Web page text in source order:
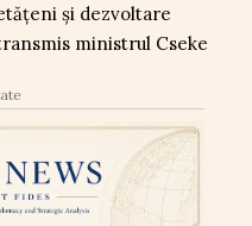
și dezvoltare
ministrul Cseke